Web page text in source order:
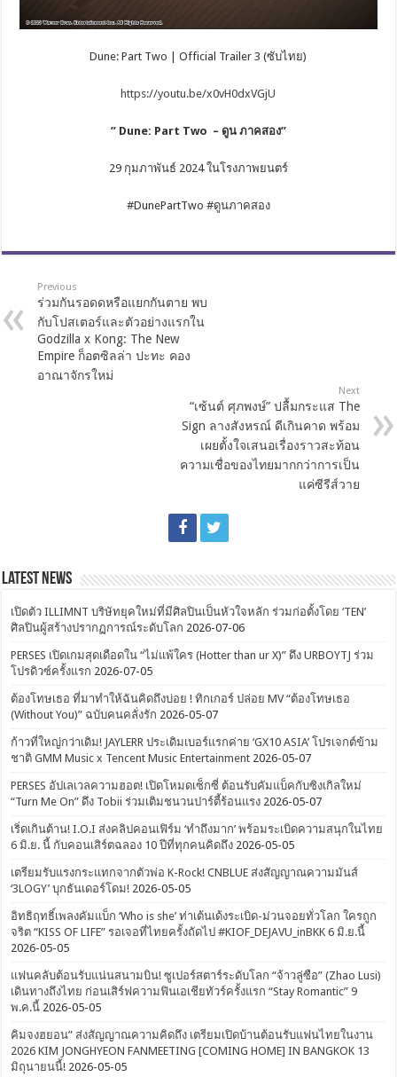
Dune: Part Two | Official Trailer 3 (ซับไทย)
https://youtu.be/x0vH0dxVGjU
” Dune: Part Two – ดูน ภาคสอง”
29 กุมภาพันธ์ 2024 ในโรงภาพยนตร์
#DunePartTwo #ดูนภาคสอง
Previous
ร่วมกันรอดดหรือแยกกันตาย พบ
กับโปสเตอร์และตัวอย่างแรกใน
Godzilla x Kong: The New
Empire ก็อตซิลล่า ปะทะ คอง
อาณาจักรใหม่
Next
“เซ้นต์ ศุภพงษ์” ปลื้มกระแส The
Sign ลางสังหรณ์ ดีเกินคาด พร้อม
เผยตั้งใจเสนอเรื่องราวสะท้อน
ความเชื่อของไทยมากกว่าการเป็น
แค่ซีรีส์วาย
Latest News
เปิดตัว ILLIMNT บริษัทยุคใหม่ที่มีศิลปินเป็นหัวใจหลัก ร่วมก่อตั้งโดย ‘TEN’
ศิลปินผู้สร้างปรากฏการณ์ระดับโลก 2026-07-06
PERSES เปิดเกมสุดเดือดใน “ไม่แพ้ใคร (Hotter than ur X)” ดึง URBOYTJ ร่วม
โปรดิวซ์ครั้งแรก 2026-07-05
ต้องโทษเธอ ที่มาทำให้ฉันคิดถึงบ่อย ! ทิกเกอร์ ปล่อย MV “ต้องโทษเธอ
(Without You)” ฉบับคนคลั่งรัก 2026-05-07
ก้าวที่ใหญ่กว่าเดิม! JAYLERR ประเดิมเบอร์แรกค่าย ‘GX10 ASIA’ โปรเจกต์ข้าม
ชาติ GMM Music x Tencent Music Entertainment 2026-05-07
PERSES อัปเลเวลความฮอต! เปิดโหมดเซ็กซี่ ต้อนรับคัมแบ็คกับซิงเกิลใหม่
“Turn Me On” ดึง Tobii ร่วมเติมชนวนปาร์ตี้ร้อนแรง 2026-05-07
เริ่ดเกินต้าน! I.O.I ส่งคลิปคอนเฟิร์ม ‘ทำถึงมาก’ พร้อมระเบิดความสนุกในไทย
6 มิ.ย. นี้ กับคอนเสิร์ตฉลอง 10 ปีที่ทุกคนคิดถึง 2026-05-05
เตรียมรับแรงกระแทกจากตัวพ่อ K-Rock! CNBLUE ส่งสัญญาณความมันส์
‘3LOGY’ บุกธันเดอร์โดม! 2026-05-05
อิทธิฤทธิ์เพลงคัมแบ็ก ‘Who is she’ ท่าเต้นเด้งระเบิด-ม่วนจอยทั่วโลก ใครถูก
จริต “KISS OF LIFE” รอเจอที่ไทยครั้งถัดไป #KIOF_DEJAVU_inBKK 6 มิ.ย.นี้
2026-05-05
แฟนคลับต้อนรับแน่นสนามบิน! ซูเปอร์สตาร์ระดับโลก “จ้าวลู่ซือ” (Zhao Lusi)
เดินทางถึงไทย ก่อนเสิร์ฟความฟินเอเชียทัวร์ครั้งแรก “Stay Romantic” 9
พ.ค.นี้ 2026-05-05
คิมจงฮยอน” ส่งสัญญาณความคิดถึง เตรียมเปิดบ้านต้อนรับแฟนไทยในงาน
2026 KIM JONGHYEON FANMEETING [COMING HOME] IN BANGKOK 13
มิถุนายนนี้! 2026-05-05